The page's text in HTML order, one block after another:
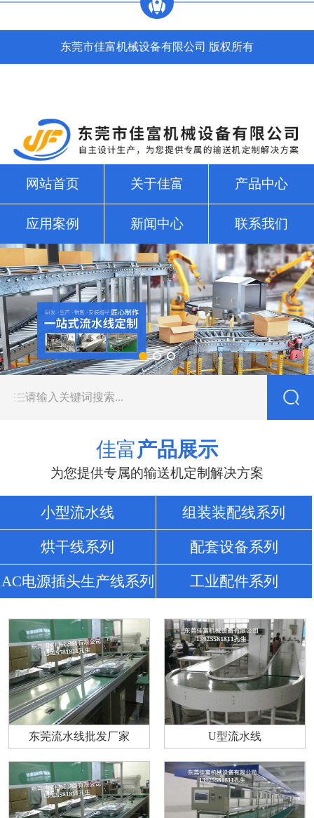
东莞市佳富机械设备有限公司 版权所有
网站首页 关于佳富 产品中心
应用案例 新闻中心 联系我们
佳富产品展示
为您提供专属的输送机定制解决方案
小型流水线 组装装配线系列
烘干线系列 配套设备系列
AC电源插头生产线系列 工业配件系列
东莞流水线批发厂家 U型流水线